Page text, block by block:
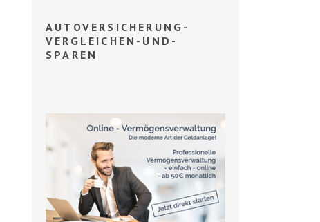
AUTOVERSICHERUNG-
VERGLEICHEN-UND-
SPAREN